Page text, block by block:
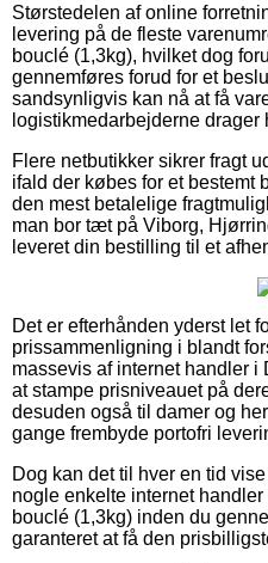
Størstedelen af online
levering på de fleste
bouclé (1,3kg), hvilket dog
gennemføres forud for et
sandsynligvis kan nå at få
logistikmedarbejderne drager
Flere netbutikker sikrer fragt
ifald der købes for et bestemt
den mest betalelige
man bor tæt på Viborg,
leveret din bestilling til et
Det er efterhånden yderst let
prissammenligning i blandt
massevis af internet handler
at stampe prisniveauet på
desuden også til damer og
gange frembyde portofri
Dog kan det til hver en tid
nogle enkelte internet
bouclé (1,3kg) inden du
garanteret at få den